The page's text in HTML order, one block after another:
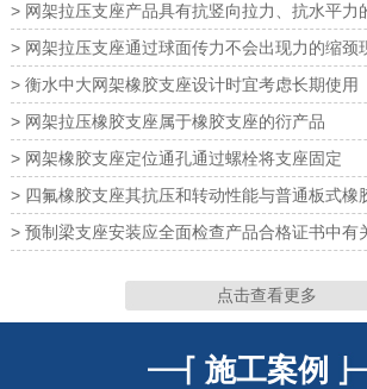
网架支座
网架支座 网架
> 网架拉压支座产品具有抗竖向拉力、抗水平力
> 网架拉压支座通过球面传力不会出现力的缩颈
> 衡水中大网架橡胶支座设计时宜考虑长期使用
> 网架拉压橡胶支座属于橡胶支座的衍产品
> 网架橡胶支座定位通孔通过螺栓将支座固定
> 四氟橡胶支座其抗压和转动性能与普通板式橡
> 预制梁支座安装应全面检查产品合格证书中有
点击查看更多
施工案例